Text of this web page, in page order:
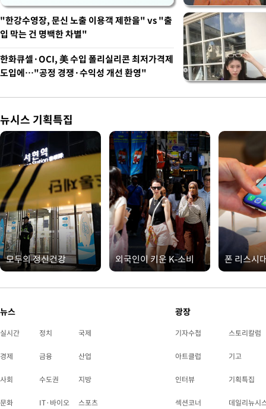
"한강수영장, 문신 노출 이용객 제한을" vs "출
입 막는 건 명백한 차별"
한화큐셀·OCI, 美 수입 폴리실리콘 최저가격제
도입에…"공정 경쟁·수익성 개선 환영"
뉴시스 기획특집
모두의 정신건강 외국인이 키운 K-소비 폰 리스시
뉴스
실시간 정치 국제
경제 금융 산업
사회 수도권 지방
문화 IT·바이오 스포츠
광장
기자수첩 스토리칼럼
아트클럽 기고
인터뷰 기획특집
섹션코너 데일리뉴시